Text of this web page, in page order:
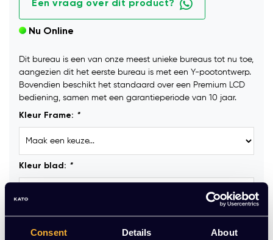
Consent Details About
Een vraag over dit product?
Nu Online
Dit bureau is een van onze meest unieke bureaus tot nu toe,
aangezien dit het eerste bureau is met een Y-pootontwerp.
Bovendien beschikt het standaard over een Premium LCD
bediening, samen met een garantieperiode van 10 jaar.
Kleur Frame: *
Kleur blad: *
Kabelgoot :